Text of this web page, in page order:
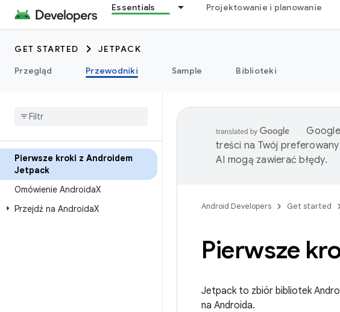
Essentials Projektowanie i planowanie
GET STARTED
JETPACK
Przegląd
Przewodniki Sample Biblioteki
Pierwsze kroki z Androidem
Jetpack
Omówienie AndroidaX
Przejdź na AndroidaX
treści na Twój
AI mogą zawierać błędy.
Android Developers Get started
Pierwsze
Jetpack to zbiór bibliotek
na Androida.